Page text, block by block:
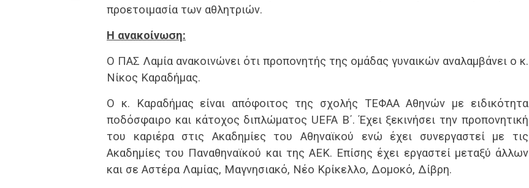
προετοιμασία των αθλητριών.
Η ανακοίνωση:
Ο ΠΑΣ Λαμία ανακοινώνει ότι προπονητής της ομάδας γυναικών αναλαμβάνει ο κ.
Νίκος Καραδήμας.
Ο κ. Καραδήμας είναι απόφοιτος της σχολής ΤΕΦΑΑ Αθηνών με ειδικότητα
ποδόσφαιρο και κάτοχος διπλώματος UEFA B΄. Έχει ξεκινήσει την προπονητική
του καριέρα στις Ακαδημίες του Αθηναϊκού ενώ έχει συνεργαστεί με τις
Ακαδημίες του Παναθηναϊκού και της ΑΕΚ. Επίσης έχει εργαστεί μεταξύ άλλων
και σε Αστέρα Λαμίας, Μαγνησιακό, Νέο Κρίκελλο, Δομοκό, Δίβρη.